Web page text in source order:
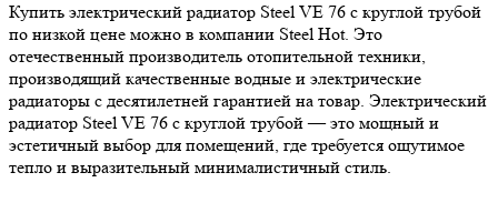
Купить электрический радиатор Steel VE 76 с круглой трубой
по низкой цене можно в компании Steel Hot. Это
отечественный производитель отопительной техники,
производящий качественные водные и электрические
радиаторы с десятилетней гарантией на товар. Электрический
радиатор Steel VE 76 с круглой трубой — это мощный и
эстетичный выбор для помещений, где требуется ощутимое
тепло и выразительный минималистичный стиль.